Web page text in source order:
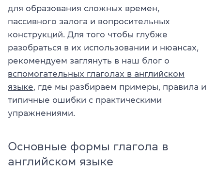
для образования сложных времен,
пассивного залога и вопросительных
конструкций. Для того чтобы глубже
разобраться в их использовании и нюансах,
рекомендуем заглянуть в наш блог о
вспомогательных глаголах в английском
языке , где мы разбираем примеры, правила и
типичные ошибки с практическими
упражнениями.
Основные формы глагола в
английском языке